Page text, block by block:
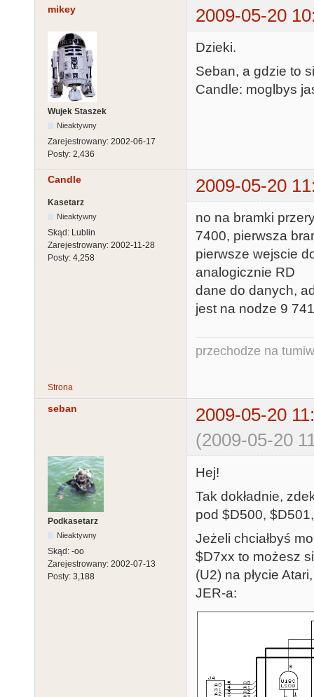
mikey 2009-05-20
Wujek Staszek
Nieaktywny
Zarejestrowany: 2002-06-17
Posty: 2,436
Dzieki.
Seban, a gdzie to
Candle: moglbys
Candle 2009-05-20
Kasetarz
Nieaktywny
Skąd: Lublin
Zarejestrowany: 2002-11-28
Posty: 4,258
no na bramki
7400, pierwsza
pierwsze wejscie
analogicznie RD
dane do danych,
jest na nodze 9
przechodze na
Strona
seban
2009-05-20
(2009-05-20
Podkasetarz
Nieaktywny
Skąd: -oo
Zarejestrowany: 2002-07-13
Posty: 3,188
Hej!
Tak dokładnie,
pod $D500,
Jeżeli chciałbyś
$D7xx to możesz
(U2) na płycie
JER-a: